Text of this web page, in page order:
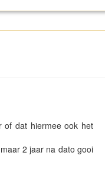
of dat hiermee ook het
2 jaar na dato gooi